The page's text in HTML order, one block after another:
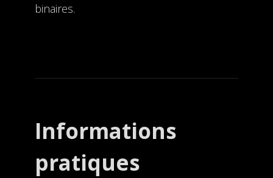
binaires.
Informations
pratiques